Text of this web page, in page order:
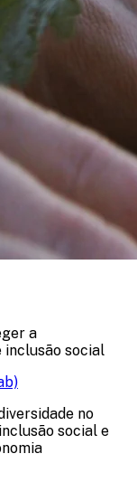
a
inclusão social
no
social e